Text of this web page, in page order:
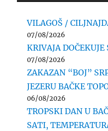
VILAGOŠ /
07/08/2026
KRIVAJA
07/08/2026
ZAKAZAN “BOJ”
JEZERU BAČKE
06/08/2026
TROPSKI DAN U
SATI,